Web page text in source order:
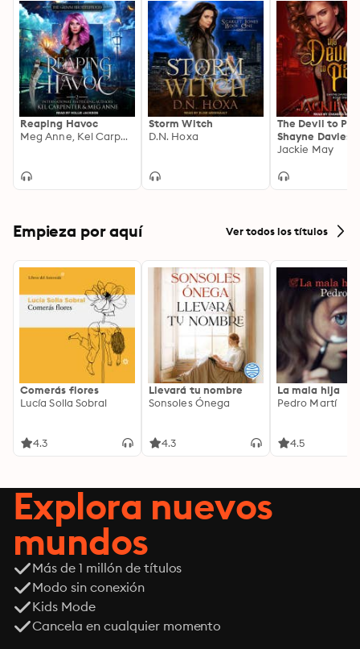
Reaping Havoc
Meg Anne, Kel Carpenter
Storm Witch
D.N. Hoxa
The Devil to
Shayne Davies
One
Jackie May
Empieza por aquí Ver todos los títulos
Comerás flores
Lucía Solla Sobral
4.3
Llevará tu nombre
Sonsoles Ónega
4.3
La mala hija
Pedro Martí
4.5
Explora nuevos
mundos
Más de 1 millón de títulos
Modo sin conexión
Kids Mode
Cancela en cualquier momento